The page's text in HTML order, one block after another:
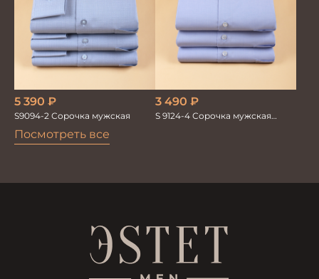
Посмотреть все
5 390 ₽
S9094-2 Сорочка мужская
3 490 ₽
S 9124-4 Сорочка мужская